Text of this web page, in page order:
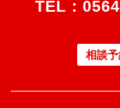
TEL：
相談